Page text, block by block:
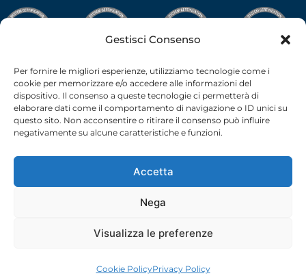
Gestisci Consenso
Per fornire le migliori esperienze, utilizziamo tecnologie come i
cookie per memorizzare e/o accedere alle informazioni del
dispositivo. Il consenso a queste tecnologie ci permetterà di
elaborare dati come il comportamento di navigazione o ID unici su
questo sito. Non acconsentire o ritirare il consenso può influire
negativamente su alcune caratteristiche e funzioni.
Accetta
Nega
Visualizza le preferenze
Cookie PolicyPrivacy Policy
C.F.-P.I. 02538910379 all rights reserved © –
Privacy Policy– Cookie Policy